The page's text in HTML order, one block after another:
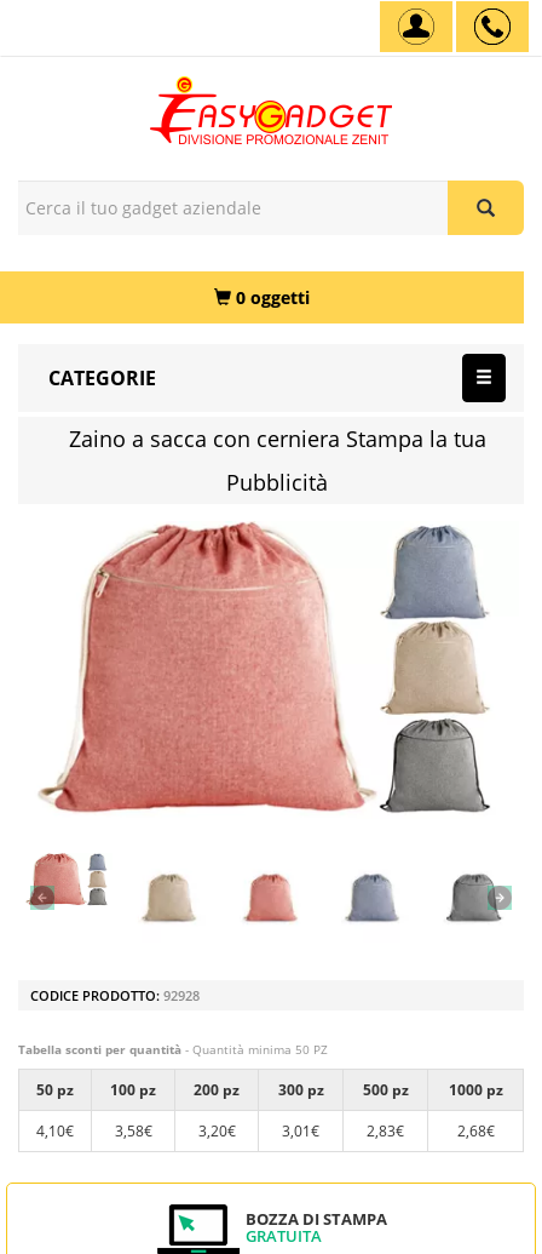
0 oggetti
CATEGORIE
Zaino a sacca con cerniera Stampa la tua
Pubblicità
CODICE PRODOTTO: 92928
Tabella sconti per quantità - Quantità minima 50 PZ
50 pz 100 pz 200 pz 300 pz 500 pz
1000 pz
4,10€
3,58€ 3,20€ 3,01€ 2,83€ 2,68€
BOZZA DI STAMPA
GRATUITA